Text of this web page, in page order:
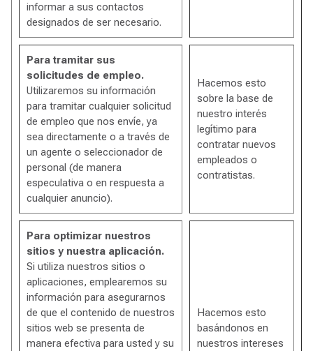
informar a sus contactos
designados de ser necesario.
Para tramitar sus
solicitudes de empleo.
Utilizaremos su información
para tramitar cualquier solicitud
de empleo que nos envíe, ya
sea directamente o a través de
un agente o seleccionador de
personal (de manera
especulativa o en respuesta a
cualquier anuncio).
Hacemos esto
sobre la base de
nuestro interés
legítimo para
contratar nuevos
empleados o
contratistas.
Para optimizar nuestros
sitios y nuestra aplicación.
Si utiliza nuestros sitios o
aplicaciones, emplearemos su
información para asegurarnos
de que el contenido de nuestros
sitios web se presenta de
manera efectiva para usted y su
Hacemos esto
basándonos en
nuestros intereses